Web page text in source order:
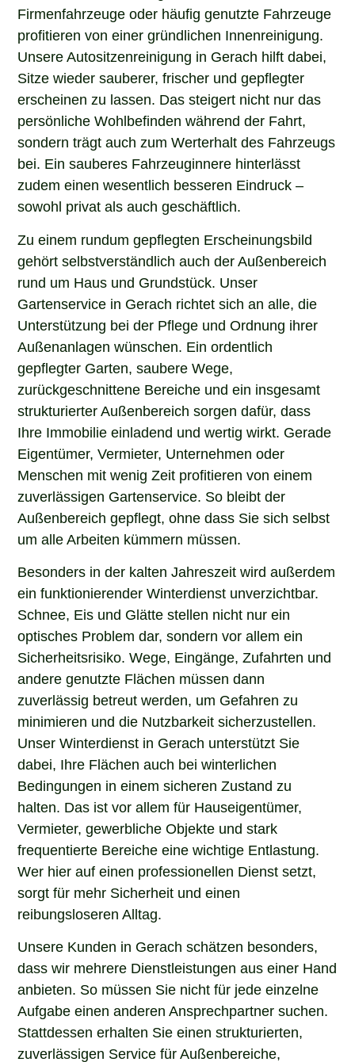
Firmenfahrzeuge oder häufig genutzte Fahrzeuge
profitieren von einer gründlichen Innenreinigung.
Unsere Autositzenreinigung in Gerach hilft dabei,
Sitze wieder sauberer, frischer und gepflegter
erscheinen zu lassen. Das steigert nicht nur das
persönliche Wohlbefinden während der Fahrt,
sondern trägt auch zum Werterhalt des Fahrzeugs
bei. Ein sauberes Fahrzeuginnere hinterlässt
zudem einen wesentlich besseren Eindruck –
sowohl privat als auch geschäftlich.
Zu einem rundum gepflegten Erscheinungsbild
gehört selbstverständlich auch der Außenbereich
rund um Haus und Grundstück. Unser
Gartenservice in Gerach richtet sich an alle, die
Unterstützung bei der Pflege und Ordnung ihrer
Außenanlagen wünschen. Ein ordentlich
gepflegter Garten, saubere Wege,
zurückgeschnittene Bereiche und ein insgesamt
strukturierter Außenbereich sorgen dafür, dass
Ihre Immobilie einladend und wertig wirkt. Gerade
Eigentümer, Vermieter, Unternehmen oder
Menschen mit wenig Zeit profitieren von einem
zuverlässigen Gartenservice. So bleibt der
Außenbereich gepflegt, ohne dass Sie sich selbst
um alle Arbeiten kümmern müssen.
Besonders in der kalten Jahreszeit wird außerdem
ein funktionierender Winterdienst unverzichtbar.
Schnee, Eis und Glätte stellen nicht nur ein
optisches Problem dar, sondern vor allem ein
Sicherheitsrisiko. Wege, Eingänge, Zufahrten und
andere genutzte Flächen müssen dann
zuverlässig betreut werden, um Gefahren zu
minimieren und die Nutzbarkeit sicherzustellen.
Unser Winterdienst in Gerach unterstützt Sie
dabei, Ihre Flächen auch bei winterlichen
Bedingungen in einem sicheren Zustand zu
halten. Das ist vor allem für Hauseigentümer,
Vermieter, gewerbliche Objekte und stark
frequentierte Bereiche eine wichtige Entlastung.
Wer hier auf einen professionellen Dienst setzt,
sorgt für mehr Sicherheit und einen
reibungsloseren Alltag.
Unsere Kunden in Gerach schätzen besonders,
dass wir mehrere Dienstleistungen aus einer Hand
anbieten. So müssen Sie nicht für jede einzelne
Aufgabe einen anderen Ansprechpartner suchen.
Stattdessen erhalten Sie einen strukturierten,
zuverlässigen Service für Außenbereiche,